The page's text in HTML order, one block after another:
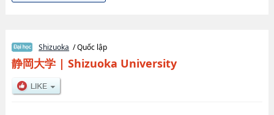
Shizuoka / Quốc lập
静岡大学| Shizuoka University